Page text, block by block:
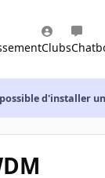
Clubs
d'installer un